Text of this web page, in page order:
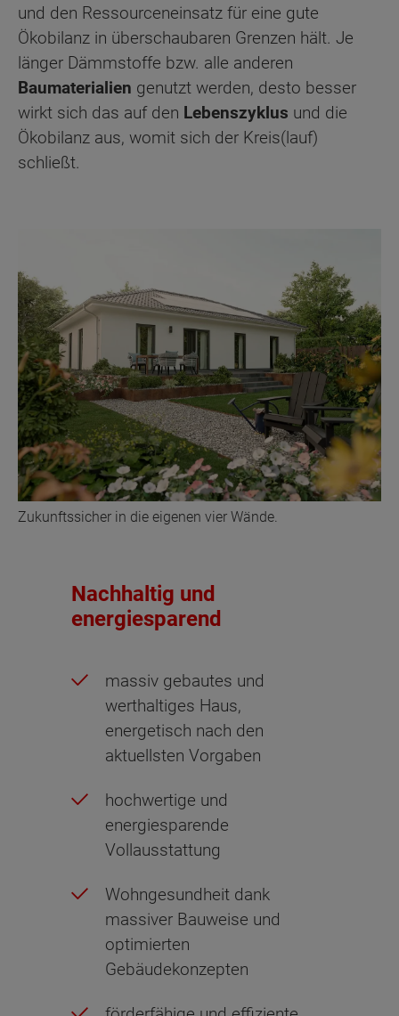
und den Ressourceneinsatz für eine gute
Ökobilanz in überschaubaren Grenzen hält. Je
länger Dämmstoffe bzw. alle anderen
Baumaterialien genutzt werden, desto besser
wirkt sich das auf den Lebenszyklus und die
Ökobilanz aus, womit sich der Kreis(lauf)
schließt.
Zukunftssicher in die eigenen vier Wände.
Nachhaltig und
energiesparend
massiv gebautes und
werthaltiges Haus,
energetisch nach den
aktuellsten Vorgaben
hochwertige und
energiesparende
Vollausstattung
Wohngesundheit dank
massiver Bauweise und
optimierten
Gebäudekonzepten